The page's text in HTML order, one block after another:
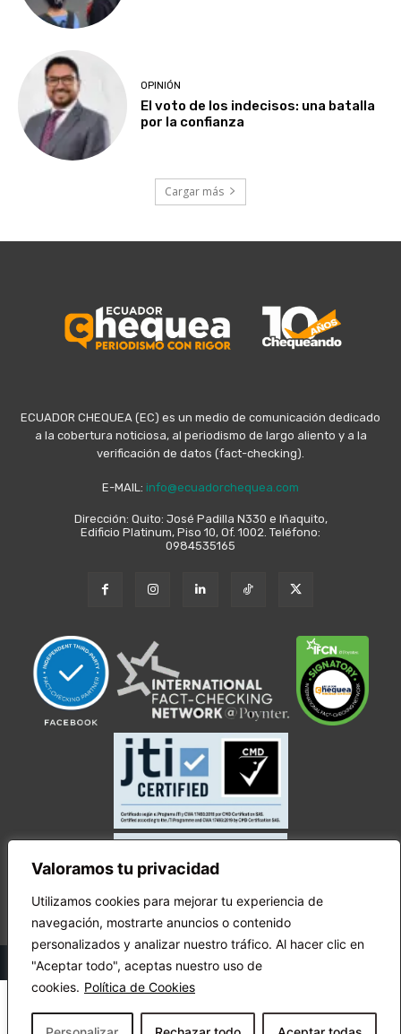
Valoramos tu privacidad
Utilizamos cookies para mejorar tu experiencia de
navegación, mostrarte anuncios o contenido
personalizados y analizar nuestro tráfico. Al hacer clic en
"Aceptar todo", aceptas nuestro uso de
cookies. Política de Cookies
OPINIÓN
El voto de los indecisos: una batalla
por la confianza
Cargar más
ECUADOR CHEQUEA (EC) es un medio de comunicación dedicado
a la cobertura noticiosa, al periodismo de largo aliento y a la
verificación de datos (fact-checking).
E-MAIL: info@ecuadorchequea.com
Dirección: Quito: José Padilla N330 e Iñaquito,
Edificio Platinum, Piso 10, Of. 1002. Teléfono:
0984535165
© Copyright Ecuador Chequea 2025.